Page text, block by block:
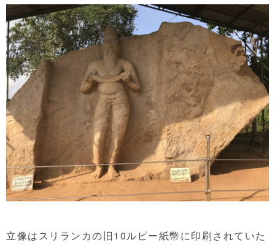
立像はスリランカの旧10ルピー紙幣に印刷されていた